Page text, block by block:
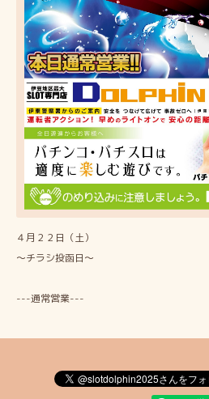
４月２２日（土）
～チラシ投函日～
---通常営業---